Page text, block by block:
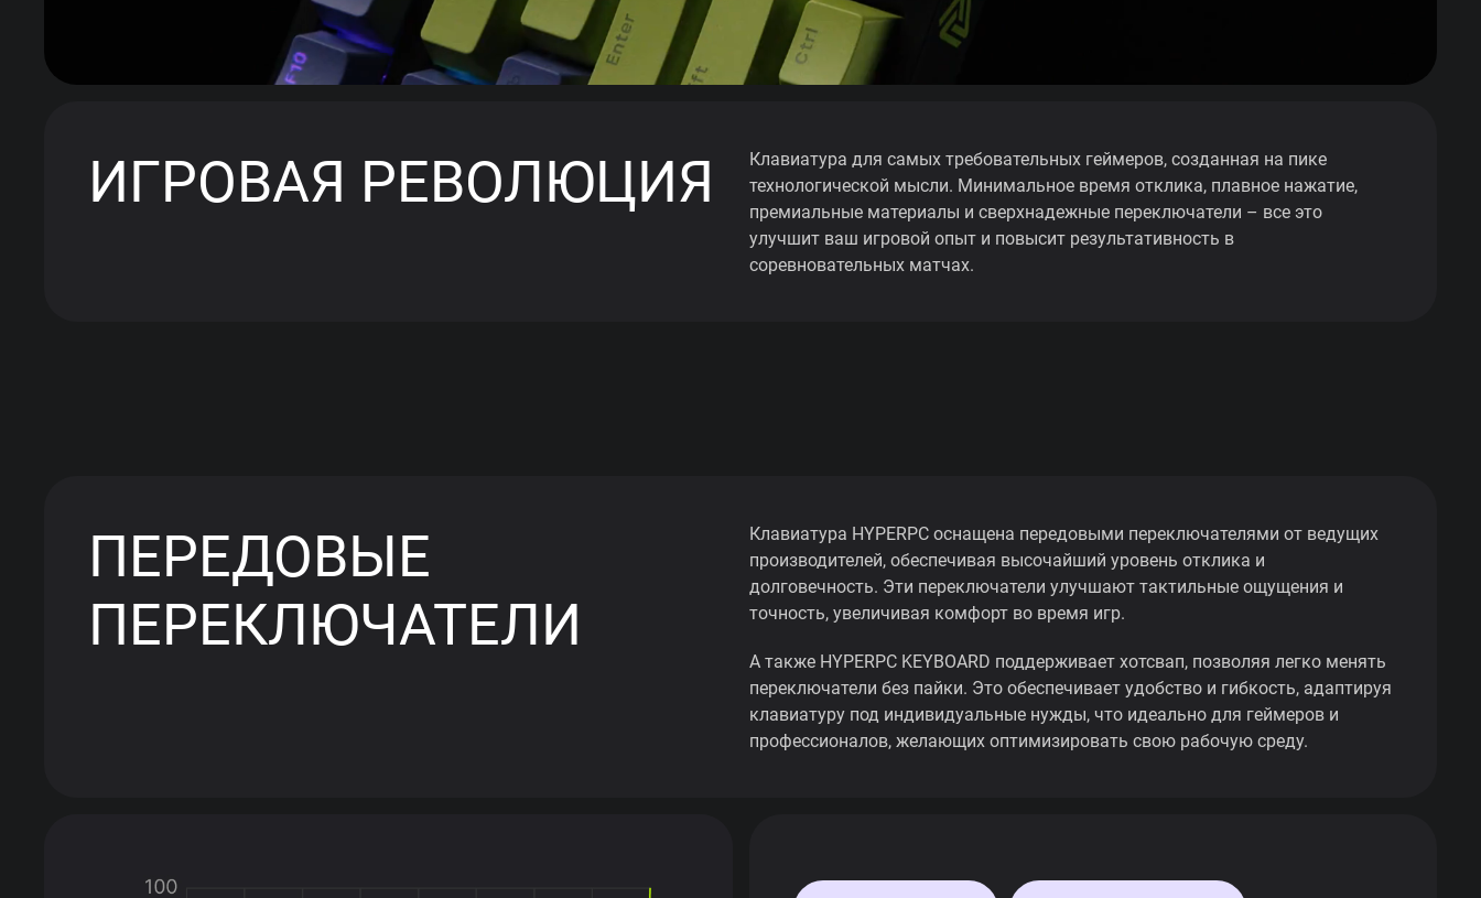
ИГРОВАЯ РЕВОЛЮЦИЯ
Клавиатура для самых требовательных геймеров, созданная на пике
технологической мысли. Минимальное время отклика, плавное нажатие,
премиальные материалы и сверхнадежные переключатели – все это
улучшит ваш игровой опыт и повысит результативность в
соревновательных матчах.
ПЕРЕДОВЫЕ
ПЕРЕКЛЮЧАТЕЛИ
Клавиатура HYPERPC оснащена передовыми переключателями от ведущих
производителей, обеспечивая высочайший уровень отклика и
долговечность. Эти переключатели улучшают тактильные ощущения и
точность, увеличивая комфорт во время игр.
А также HYPERPC KEYBOARD поддерживает хотсвап, позволяя легко менять
переключатели без пайки. Это обеспечивает удобство и гибкость, адаптируя
клавиатуру под индивидуальные нужды, что идеально для геймеров и
профессионалов, желающих оптимизировать свою рабочую среду.